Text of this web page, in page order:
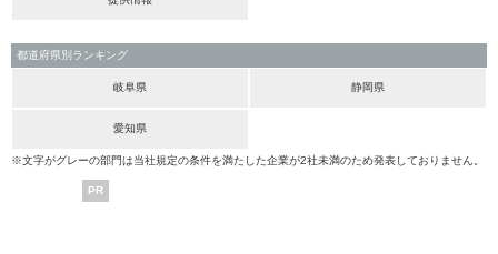
都道府県別ランキング
岐阜県 静岡県
愛知県
※文字がグレーの部門は当社規定の条件を満たした企業が2社未満のため発表しておりません。
PR